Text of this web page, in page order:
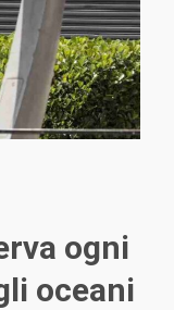
ogni
oceani